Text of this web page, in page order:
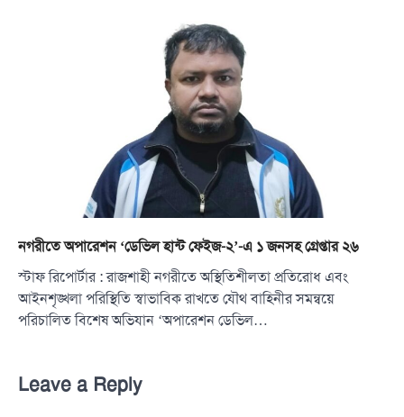
নগরীতে অপারেশন ‘ডেভিল হান্ট ফেইজ-২’-এ ১ জনসহ গ্রেপ্তার ২৬
স্টাফ রিপোর্টার : রাজশাহী নগরীতে অস্থিতিশীলতা প্রতিরোধ এবং
আইনশৃঙ্খলা পরিস্থিতি স্বাভাবিক রাখতে যৌথ বাহিনীর সমন্বয়ে
পরিচালিত বিশেষ অভিযান ‘অপারেশন ডেভিল…
Leave a Reply